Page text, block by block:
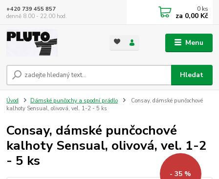
Menu
Hledat
+420 739 455 857
denně 8.00 - 22.00 hod.
0 ks
za 0,00 Kč
Úvod Dámské punčochy a spodní prádlo
Consay, dámské punčochové
kalhoty Sensual, olivová, vel. 1-2 - 5 ks
Consay, dámské punčochové
kalhoty Sensual, olivová, vel. 1-2
- 5 ks
- 35 %